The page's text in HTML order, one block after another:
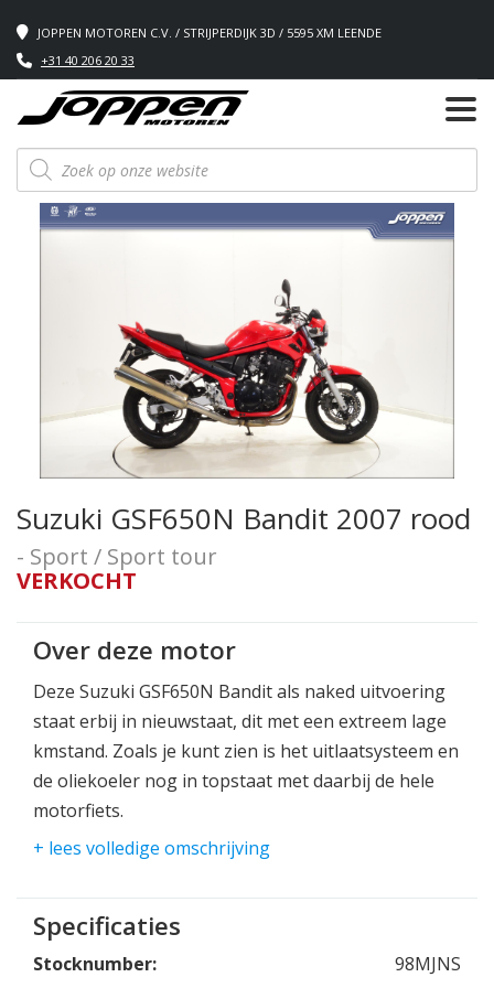
JOPPEN MOTOREN C.V. / STRIJPERDIJK 3D / 5595 XM LEENDE
+31 40 206 20 33
Producten
zoeken
Suzuki GSF650N Bandit 2007 rood
- Sport / Sport tour
VERKOCHT
Over deze motor
Deze Suzuki GSF650N Bandit als naked uitvoering
staat erbij in nieuwstaat, dit met een extreem lage
kmstand. Zoals je kunt zien is het uitlaatsysteem en
de oliekoeler nog in topstaat met daarbij de hele
motorfiets.
Als extra de valdoppen.
partner in de motorwereld. Sinds 1995 is de 600cc
op de markt, welke in 2005 naar 650cc is gegaan
wegens emissie eisen.
+ lees volledige omschrijving
Specificaties
Stocknumber:
98MJNS